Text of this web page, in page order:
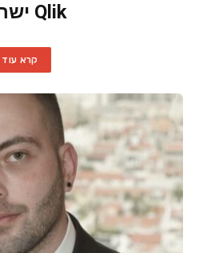
Qlik ישראל
קרא עוד